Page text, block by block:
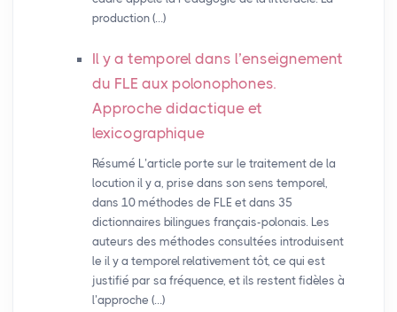
production (…)
Il y a temporel dans l’enseignement
du FLE aux polonophones.
Approche didactique et
lexicographique
Résumé L’article porte sur le traitement de la
locution il y a, prise dans son sens temporel,
dans 10 méthodes de FLE et dans 35
dictionnaires bilingues français-polonais. Les
auteurs des méthodes consultées introduisent
le il y a temporel relativement tôt, ce qui est
justifié par sa fréquence, et ils restent fidèles à
l’approche (…)